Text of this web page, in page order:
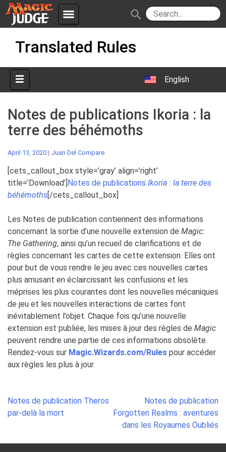
menu
JudgeApps
Forum
Judges
Policies IPG
JAR
search
Translated Rules
English
Notes de publications Ikoria : la
terre des béhémoths
April 13, 2020 | Juan Del Compare
[cets_callout_box style=’gray’ align=’right’
title=’Download’] Notes de publications Ikoria : la terre des
béhémoths [/cets_callout_box]
Les Notes de publication contiennent des informations
concernant la sortie d’une nouvelle extension de Magic:
The Gathering, ainsi qu’un recueil de clarifications et de
règles concernant les cartes de cette extension. Elles ont
pour but de vous rendre le jeu avec ces nouvelles cartes
plus amusant en éclaircissant les confusions et les
méprises les plus courantes dont les nouvelles mécaniques
de jeu et les nouvelles interactions de cartes font
inévitablement l’objet. Chaque fois qu’une nouvelle
extension est publiée, les mises à jour des règles de Magic
peuvent rendre une partie de ces informations obsolète.
Rendez-vous sur Magic.Wizards.com/Rules pour accéder
aux règles les plus à jour.
Post
navigation
Notes de publication Theros
par-delà la mort
Notes de publication
Forgotten Realms : aventures
dans les Royaumes Oubliés